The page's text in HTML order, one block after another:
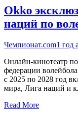
Okko
наций по
Чемпионат.com1 год
Онлайн-кинотеатр
федерации
с 2025 по 2028 год
мира, Лига наций и
Read More